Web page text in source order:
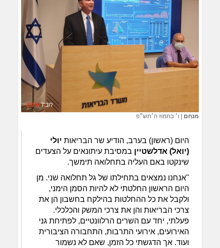
מנחם ו׳ בתמוז ה׳תש״פ
היום (ראשון) בערב, הודיע שר הבריאות יולי
(יואל) אדלשטיין במסיבת עיתונאים על הצעדים
שינקטו באם העליה בתחלואה תימשך.
"אנחנו נמצאים בתחילתו של גל תחלואה שני. מן
היום הראשון החלטתי לא להיות הסמן הימני,
ולקבל את כל ההחלטות בהילקח בחשבון הן את
צרכי הבריאות והן את צרכי המשק והכלכלי.
פעלתי, יחד עם השרים הרלוונטיים, לפתיחת גני
האירועים, אירועי התרבות, התחבורה הציבורית
ועוד. אך הדגשתי כל הזמן, שאם לא נשמור